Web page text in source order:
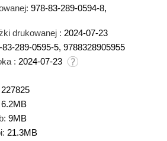
978-83-289-0594-8,
drukowanej : 2024-07-23
83-289-0595-5, 9788328905955
: 2024-07-23
227825
6.2MB
9MB
21.3MB